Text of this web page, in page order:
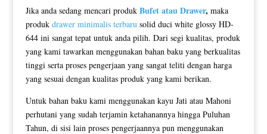
Jika anda sedang mencari produk Bufet atau Drawer, maka
produk drawer minimalis terbaru solid duci white glossy HD-
644 ini sangat tepat untuk anda pilih. Dari segi kualitas, produk
yang kami tawarkan menggunakan bahan baku yang berkualitas
tinggi serta proses pengerjaan yang sangat teliti dengan harga
yang sesuai dengan kualitas produk yang kami berikan.
Untuk bahan baku kami menggunakan kayu Jati atau Mahoni
perhutani yang sudah terjamin ketahanannya hingga Puluhan
Tahun, di sisi lain proses pengerjaannya pun menggunakan